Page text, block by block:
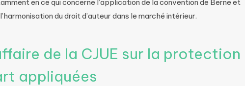
en ce qui concerne l’application de la convention de Berne et
du droit d’auteur dans le marché intérieur.
de la CJUE sur la protection
appliquées